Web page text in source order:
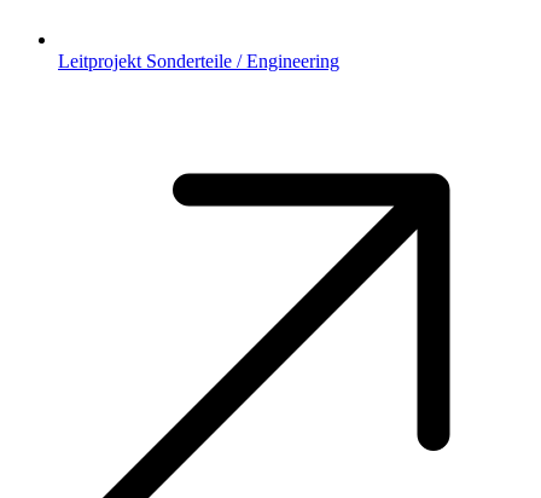
Leitprojekt Sonderteile / Engineering